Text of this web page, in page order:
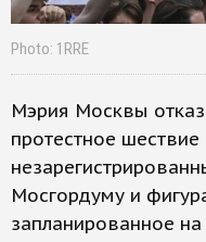
Photo: 1RRE
Мэрия Москвы
протестное
Мосгордуму и
запланированное на